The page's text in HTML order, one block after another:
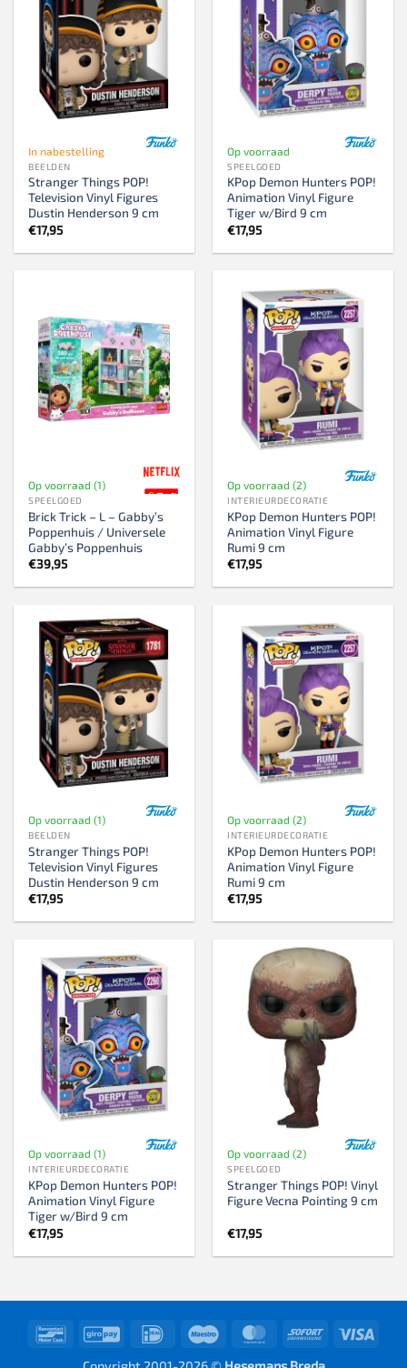
In nabestelling
BEELDEN
Stranger Things POP!
Television Vinyl Figures
Dustin Henderson 9 cm
€17,95
Op voorraad
SPEELGOED
KPop Demon Hunters POP!
Animation Vinyl Figure
Tiger w/Bird 9 cm
€17,95
Op voorraad (1)
SPEELGOED
Brick Trick – L – Gabby’s
Poppenhuis / Universele
Gabby’s Poppenhuis
€39,95
Op voorraad (2)
INTERIEURDECORATIE
KPop Demon Hunters POP!
Animation Vinyl Figure
Rumi 9 cm
€17,95
Op voorraad (1)
BEELDEN
Stranger Things POP!
Television Vinyl Figures
Dustin Henderson 9 cm
€17,95
Op voorraad (2)
INTERIEURDECORATIE
KPop Demon Hunters POP!
Animation Vinyl Figure
Rumi 9 cm
€17,95
Op voorraad (1)
INTERIEURDECORATIE
KPop Demon Hunters POP!
Animation Vinyl Figure
Tiger w/Bird 9 cm
€17,95
Op voorraad (2)
SPEELGOED
Stranger Things POP! Vinyl
Figure Vecna Pointing 9 cm
€17,95
BancontactGiroPay IDeal Maestro MasterCardSofort